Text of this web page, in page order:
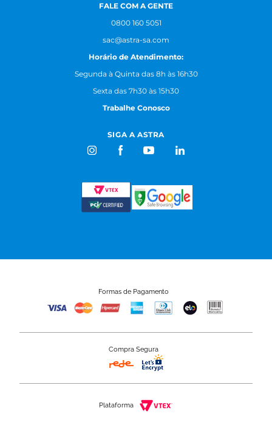
FALE COM A GENTE
0800 160 5051
sac@astra-sa.com
Horário de Atendimento:
Segunda à Quinta das 8h às 16h30
Sexta das 7h30 às 15h30
Trabalhe Conosco
SIGA A ASTRA
Formas de Pagamento
Compra Segura
Plataforma